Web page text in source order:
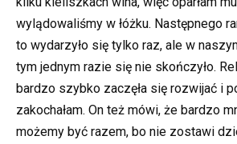
wylądowaliśmy w łóżku. Następnego
to wydarzyło się tylko raz, ale w
tym jednym razie się nie skończyło.
bardzo szybko zaczęła się rozwijać i
zakochałam. On też mówi, że bardzo
możemy być razem, bo nie zostawi